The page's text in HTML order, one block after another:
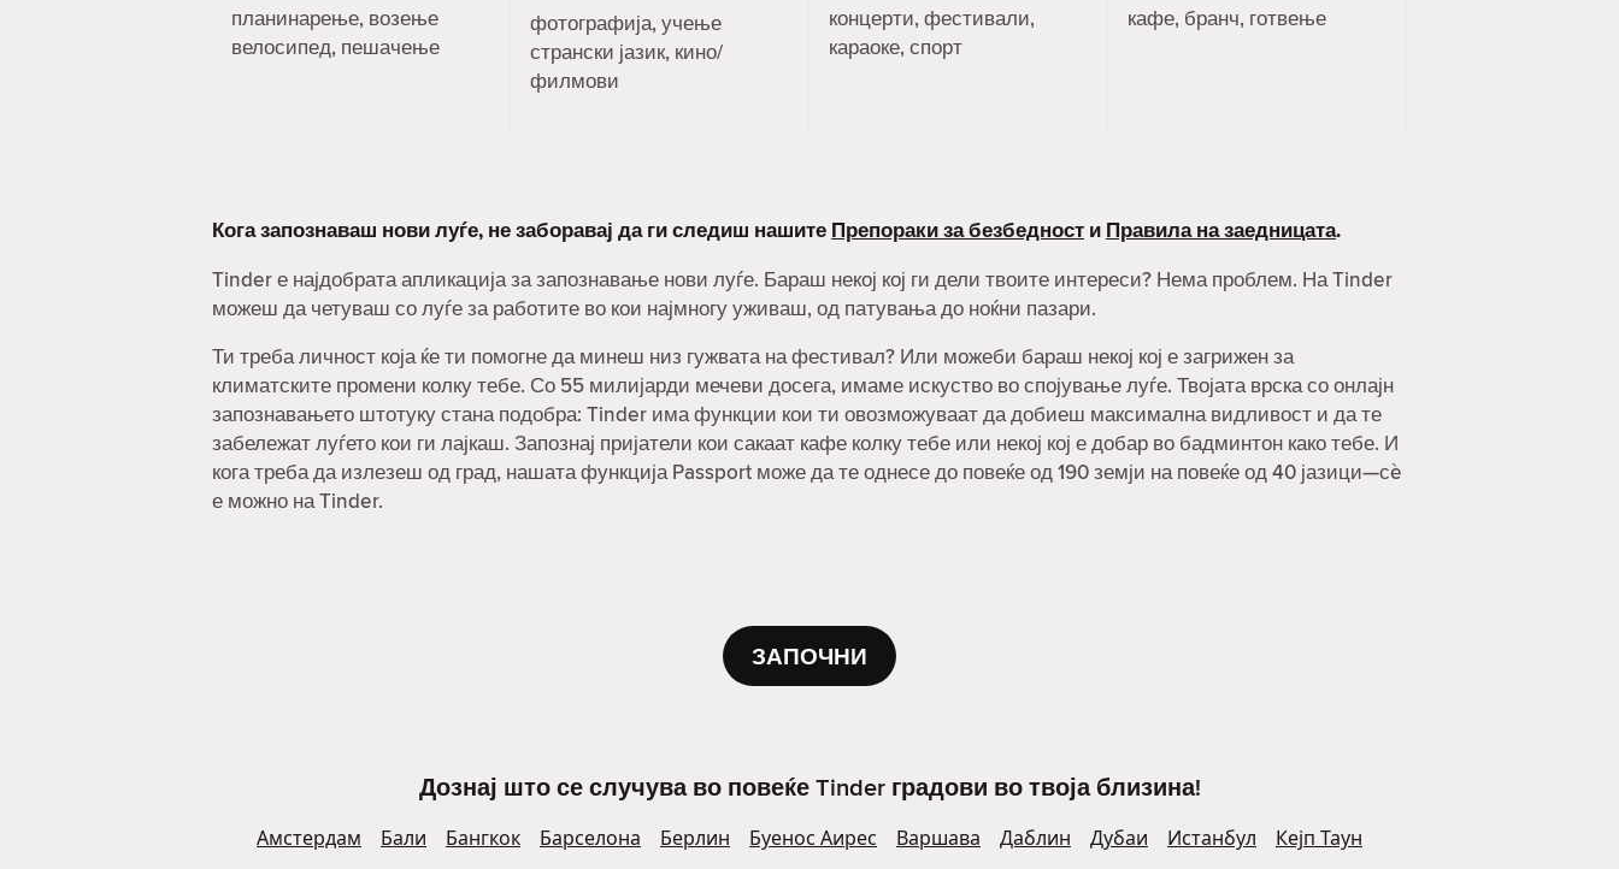
планинарење, возење
велосипед, пешачење
фотографија, учење
странски јазик, кино/
филмови
концерти, фестивали,
караоке, спорт
кафе, бранч, готвење
Кога запознаваш нови луѓе, не заборавај да ги следиш нашите Препораки за безбедност и Правила на заедницата.
Tinder е најдобрата апликација за запознавање нови луѓе. Бараш некој кој ги дели твоите интереси? Нема проблем. На Tinder
можеш да четуваш со луѓе за работите во кои најмногу уживаш, од патувања до ноќни пазари.
Ти треба личност која ќе ти помогне да минеш низ гужвата на фестивал? Или можеби бараш некој кој е загрижен за
климатските промени колку тебе. Со 55 милијарди мечеви досега, имаме искуство во спојување луѓе. Твојата врска со онлајн
запознавањето штотуку стана подобра: Tinder има функции кои ти овозможуваат да добиеш максимална видливост и да те
забележат луѓето кои ги лајкаш. Запознај пријатели кои сакаат кафе колку тебе или некој кој е добар во бадминтон како тебе. И
кога треба да излезеш од град, нашата функција Passport може да те однесе до повеќе од 190 земји на повеќе од 40 јазици—сè
е можно на Tinder.
ЗАПОЧНИ
Дознај што се случува во повеќе Tinder градови во твоја близина!
Амстердам Бали Бангкок Барселона Берлин Буенос Аирес Варшава Даблин Дубаи Истанбул
Кејп Таун